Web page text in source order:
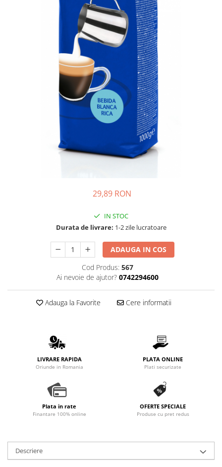
29,89 RON
IN STOC
Durata de livrare: 1-2 zile lucratoare
ADAUGA IN COS
Cod Produs: 567
Ai nevoie de ajutor? 0742294600
Adauga la Favorite Cere informatii
LIVRARE RAPIDA
Oriunde in Romania
PLATA ONLINE
Plati securizate
Plata in rate
Finantare 100% online
OFERTE SPECIALE
Produse cu pret redus
Descriere